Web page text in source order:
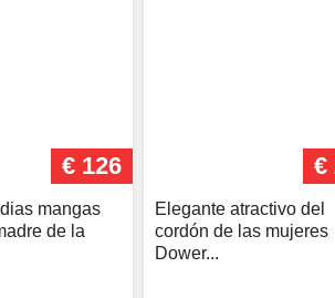
€ 126
mangas
de la
€
Elegante atractivo del
cordón de las mujeres
Dower...